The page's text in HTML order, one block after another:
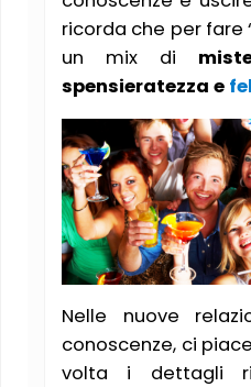
ricorda che per fare
un mix di
spensieratezza e
Nelle nuove
conoscenze, ci
volta i dettagli